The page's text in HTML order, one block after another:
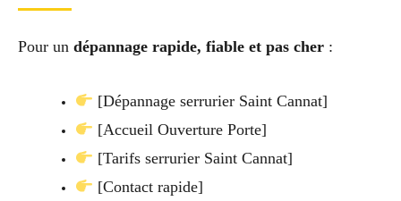
Pour un dépannage rapide, fiable et pas cher :
[Dépannage serrurier Saint Cannat]
[Accueil Ouverture Porte]
[Tarifs serrurier Saint Cannat]
[Contact rapide]